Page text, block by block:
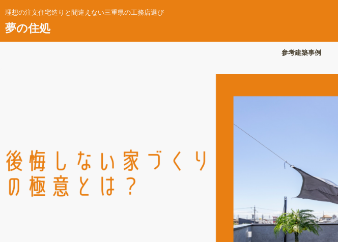
理想の注文住宅造りと間違えない三重県の工務店選び
夢の住処
参考建築事例